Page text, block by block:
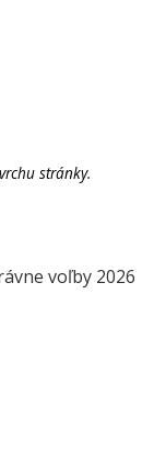
stránky.
voľby 2026